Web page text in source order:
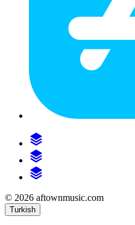
© 2026 aftownmusic.com
Turkish